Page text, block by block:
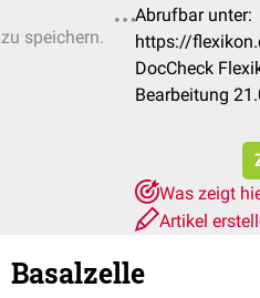
speichern.
Abrufbar unter:
https://
DocCheck
Bearbeitung
Was zeigt
Artikel
Basalzelle